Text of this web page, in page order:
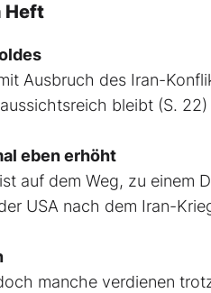
Heft
Ausbruch des Iran-
bleibt (S. 22)
eben erhöht
auf dem Weg, zu einem
USA nach dem Iran-
manche verdienen